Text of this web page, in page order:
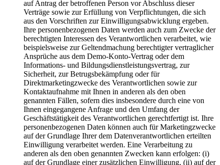
auf Antrag der betroffenen Person vor Abschluss dieser
Verträge sowie zur Erfüllung von Verpflichtungen, die sich
aus den Vorschriften zur Einwilligungsabwicklung ergeben.
Ihre personenbezogenen Daten werden auch zum Zwecke der
berechtigten Interessen des Verantwortlichen verarbeitet, wie
beispielsweise zur Geltendmachung berechtigter vertraglicher
Ansprüche aus dem Demo-Konto-Vertrag oder dem
Informations- und Bildungsdienstleistungsvertrag, zur
Sicherheit, zur Betrugsbekämpfung oder für
Direktmarketingzwecke des Verantwortlichen sowie zur
Kontaktaufnahme mit Ihnen in anderen als den oben
genannten Fällen, sofern dies insbesondere durch eine von
Ihnen eingegangene Anfrage und den Umfang der
Geschäftstätigkeit des Verantwortlichen gerechtfertigt ist. Ihre
personenbezogenen Daten können auch für Marketingzwecke
auf der Grundlage Ihrer dem Datenverantwortlichen erteilten
Einwilligung verarbeitet werden. Eine Verarbeitung zu
anderen als den oben genannten Zwecken kann erfolgen: (i)
auf der Grundlage einer zusätzlichen Einwilligung, (ii) auf der